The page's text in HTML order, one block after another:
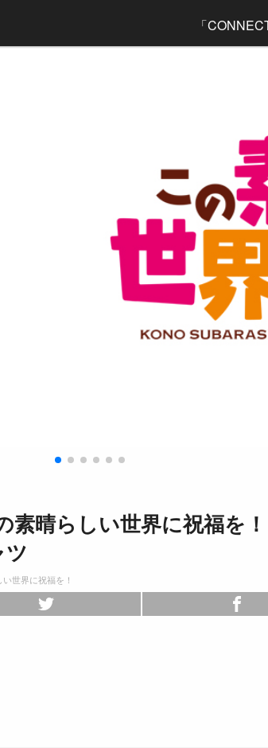
「
素晴らしい世界に祝福を
世界に祝福を！